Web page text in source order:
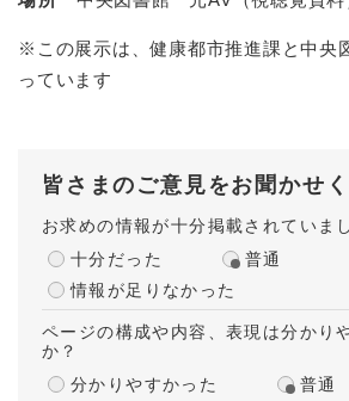
※この展示は、健康都市推進課と中央
っています
皆さまのご意見をお聞かせ
お求めの情報が十分掲載されていま
十分だった
普通
情報が足りなかった
ページの構成や内容、表現は分かり
か？
分かりやすかった
普通